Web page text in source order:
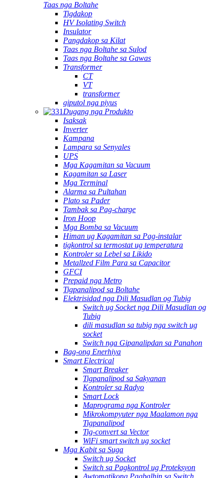
Taas nga Boltahe
Tigdakop
HV Isolating Switch
Insulator
Pangdakop sa Kilat
Taas nga Boltahe sa Sulod
Taas nga Boltahe sa Gawas
Transformer
CT
VT
transformer
giputol nga piyus
Dugang nga Produkto
Isaksak
Inverter
Kampana
Lampara sa Senyales
UPS
Mga Kagamitan sa Vacuum
Kagamitan sa Laser
Mga Terminal
Alarma sa Pultahan
Plato sa Pader
Tambak sa Pag-charge
Iron Hoop
Mga Bomba sa Vacuum
Himan ug Kagamitan sa Pag-instalar
tigkontrol sa termostat ug temperatura
Kontroler sa Lebel sa Likido
Metallzed Film Para sa Capacitor
GFCI
Prepaid nga Metro
Tigpanalipod sa Boltahe
Elektrisidad nga Dili Masudlan og Tubig
Switch ug Socket nga Dili Masudlan og
Tubig
dili masudlan sa tubig nga switch ug
socket
Switch nga Gipanalipdan sa Panahon
Bag-ong Enerhiya
Smart Electrical
Smart Breaker
Tigpanalipod sa Sakyanan
Kontroler sa Radyo
Smart Lock
Maprograma nga Kontroler
Mikrokompyuter nga Maalamon nga
Tigpanalipod
Tig-convert sa Vector
WiFi smart switch ug socket
Mga Kabit sa Suga
Switch ug Socket
Switch sa Pagkontrol ug Proteksyon
Awtomatikong Pagbalhin sa Switch